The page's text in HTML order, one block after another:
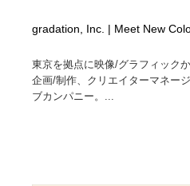
gradation, Inc. | Meet New
東京を拠点に映像/グラフィック
企画/制作、クリエイターマネー
ブカンパニー。...